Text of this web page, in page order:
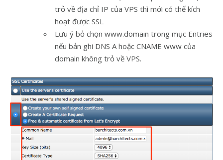
trỏ về địa chỉ IP của VPS thì mới có thế kích
hoạt được SSL
Lưu ý bỏ chọn www.domain trong mục Entries
nếu bản ghi DNS A hoặc CNAME www của
domain không trỏ về VPS.